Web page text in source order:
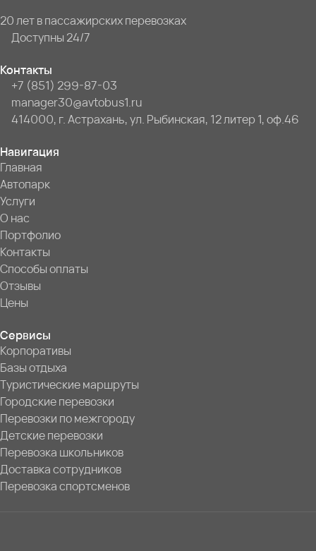
20 лет в пассажирских перевозках
Доступны 24/7
Контакты
+7 (851) 299-87-03
manager30@avtobus1.ru
414000, г. Астрахань, ул. Рыбинская, 12 литер 1, оф.46
Навигация
Главная
Автопарк
Услуги
О нас
Портфолио
Контакты
Способы оплаты
Отзывы
Цены
Сервисы
Корпоративы
Базы отдыха
Туристические маршруты
Городские перевозки
Перевозки по межгороду
Детские перевозки
Перевозка школьников
Доставка сотрудников
Перевозка спортсменов